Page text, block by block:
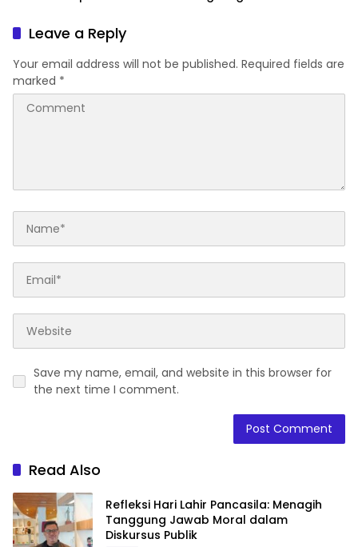
Leave a Reply
Your email address will not be published. Required fields are
marked *
Save my name, email, and website in this browser for
the next time I comment.
Read Also
Refleksi Hari Lahir Pancasila: Menagih
Tanggung Jawab Moral dalam
Diskursus Publik